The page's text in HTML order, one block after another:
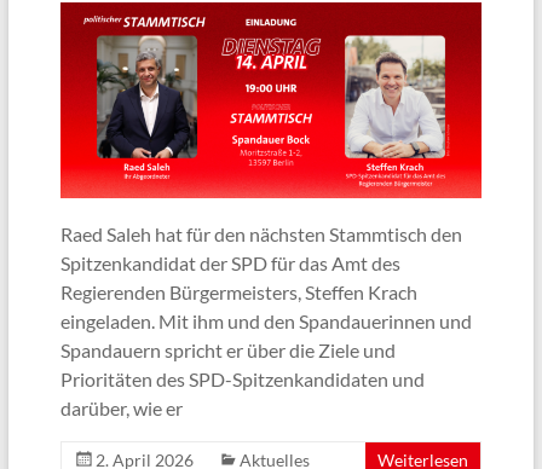
Raed Saleh hat für den nächsten Stammtisch den
Spitzenkandidat der SPD für das Amt des
Regierenden Bürgermeisters, Steffen Krach
eingeladen. Mit ihm und den Spandauerinnen und
Spandauern spricht er über die Ziele und
Prioritäten des SPD-Spitzenkandidaten und
darüber, wie er
2. April 2026 Aktuelles Weiterlesen